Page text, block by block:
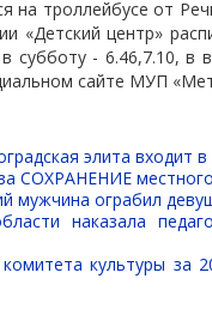
на троллейбусе от
«Детский центр»
субботу - 6.46,7.10, в
сайте МУП
элита входит
СОХРАНЕНИЕ
мужчина ограбил
наказала
культуры